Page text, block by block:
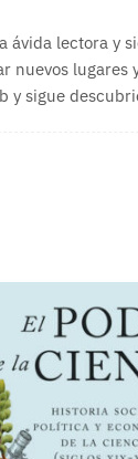
ávida lectora
nuevos
sigue